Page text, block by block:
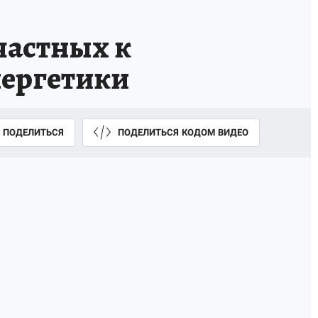
к
ПОДЕЛИТЬСЯ ПОДЕЛИТЬСЯ КОДОМ ВИДЕО